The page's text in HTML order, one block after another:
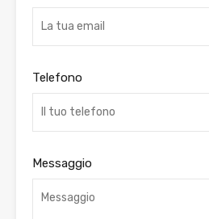
Telefono
Messaggio